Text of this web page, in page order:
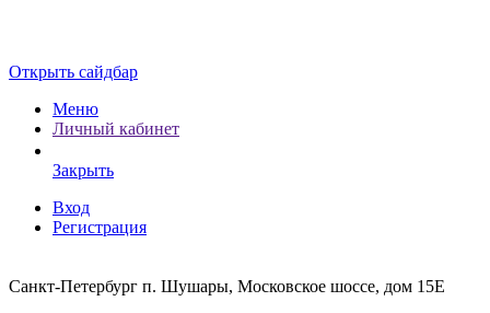
Открыть сайдбар
Меню
Личный кабинет
Закрыть
Вход
Регистрация
Санкт-Петербург п. Шушары, Московское шоссе, дом 15Е